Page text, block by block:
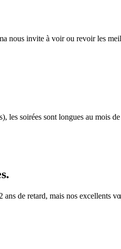
nous invite à voir ou revoir les
les soirées sont longues au mois
ans de retard, mais nos